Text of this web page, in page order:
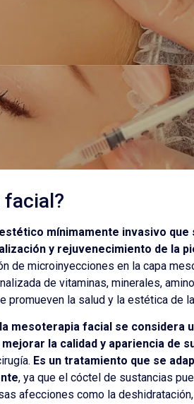
facial?
mínimamente invasivo que
y rejuvenecimiento de la
de microinyecciones en la capa
de vitaminas, minerales,
promueven la salud y la estética de
la mesoterapia facial se considera
la calidad y apariencia de
Es un tratamiento que se
, ya que el cóctel de sustancias
afecciones como la